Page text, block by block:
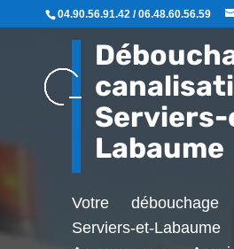
04.90.56.91.42 / 06.48.60.56.59
Labaume
Votre débouchage
Serviers-et-